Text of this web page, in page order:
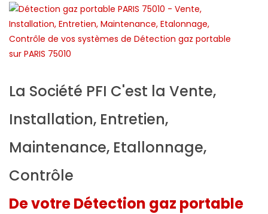
La Société PFI C'est la Vente,
Installation, Entretien,
Maintenance, Etallonnage,
Contrôle
De votre Détection gaz portable